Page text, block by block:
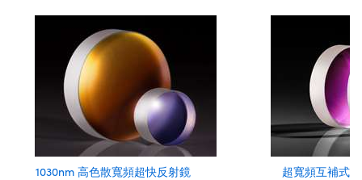
1030nm 高色散寬頻超快反射鏡 超寬頻互補式